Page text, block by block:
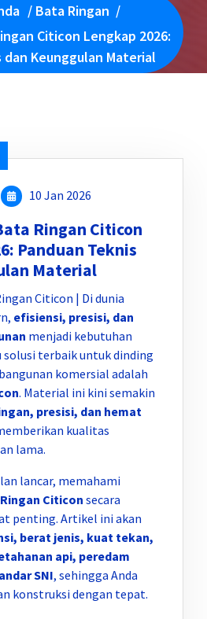
/ Bata Ringan /
Citicon Lengkap 2026:
dan Keunggulan Material
10 Jan 2026
Ringan Citicon
Panduan Teknis
Material
Citicon | Di dunia
efisiensi, presisi, dan
menjadi kebutuhan
solusi terbaik untuk dinding
komersial adalah
. Material ini kini semakin
presisi, dan hemat
kualitas
lama.
lancar, memahami
Citicon secara
penting. Artikel ini akan
berat jenis, kuat tekan,
api, peredam
SNI, sehingga Anda
konstruksi dengan tepat.